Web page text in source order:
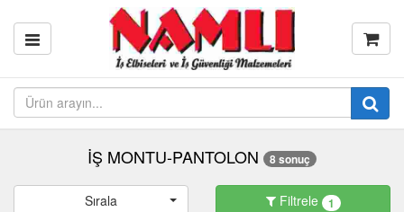
İŞ MONTU-PANTOLON 8 sonuç
Sırala Filtrele 1